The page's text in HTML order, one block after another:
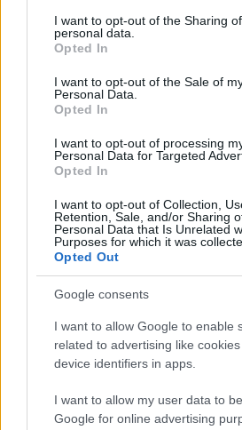
not limited to your visit or usage
grant or deny consent to Google and
use your data for below specified
consent section.
I want to opt-out of the Sharing
personal data.
Opted In
I want to opt-out of the Sale of
Personal Data.
Opted In
I want to opt-out of processing
Personal Data for Targeted
Opted In
I want to opt-out of Collection,
Retention, Sale, and/or Sharing
Personal Data that Is Unrelated
Purposes for which it was
Opted Out
Google consents
I want to allow Google to enable
related to advertising like
device identifiers in apps.
I want to allow my user data to
Google for online advertising